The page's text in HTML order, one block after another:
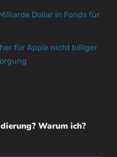
Dollar in Fonds für
für Apple nicht billiger
Warum ich?